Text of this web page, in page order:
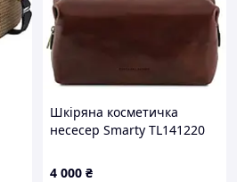
Шкіряна косметичка
несесер Smarty TL141220
(Коричневий)
4 000 ₴